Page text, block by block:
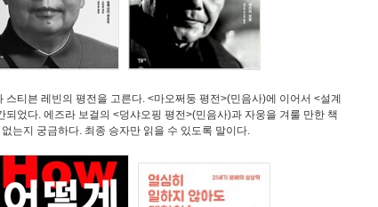
스티븐 레빈의 평전을 고른다. <마오쩌둥 평전>(민음사)에 이어서 <설계
되었다. 에즈라 보걸의 <덩샤오핑 평전>(민음사)과 자웅을 겨룰 만한 책
는지 궁금하다. 최종 승자만 읽을 수 있도록 말이다.